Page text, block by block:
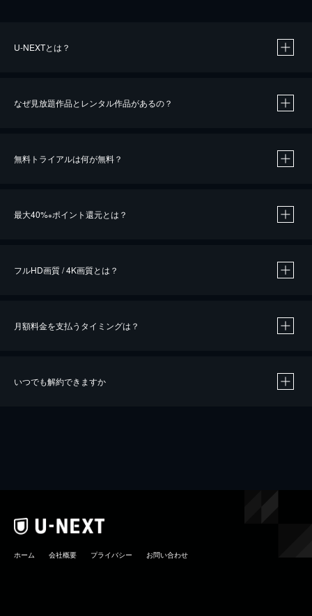
U-NEXTとは？
なぜ見放題作品とレンタル作品があるの？
無料トライアルは何が無料？
最大40%※ポイント還元とは？
※40％ポイント還元の対象は、クレジットカード決済による作品の購入 / レンタルです。
iOSアプリのUコイン決済による作品の購入 / レンタルは、20％のポイント還元です。
フルHD画質 / 4K画質とは？
月額料金を支払うタイミングは？
いつでも解約できますか
ホーム 会社概要 プライバシー お問い合わせ